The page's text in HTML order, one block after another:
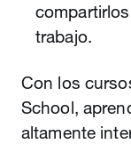
trabajo.
Con los
School,
altamente